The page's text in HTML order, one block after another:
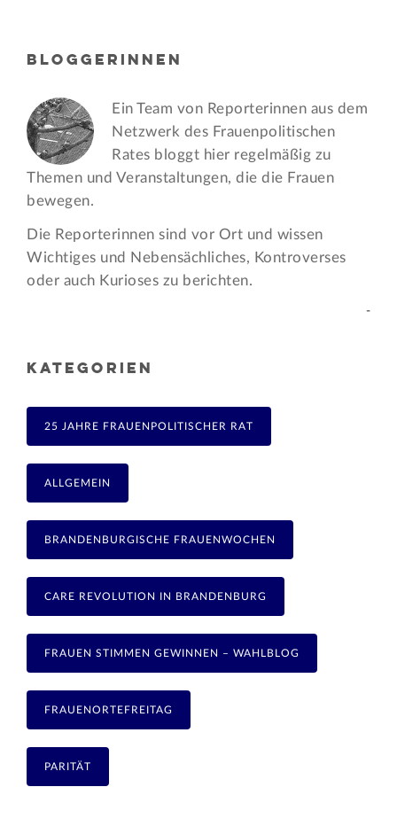
BLOGGERINNEN
Ein Team von Reporterinnen aus dem
Netzwerk des Frauen­politischen
Rates bloggt hier regelmäßig zu
Themen und Veran­staltungen, die die Frauen
bewegen.
Die Reporterinnen sind vor Ort und wissen
Wichtiges und Nebensächliches, Kontroverses
oder auch Kurioses zu berichten.
-
KATEGORIEN
25 JAHRE FRAUENPOLITISCHER RAT
ALLGEMEIN
BRANDENBURGISCHE FRAUENWOCHEN
CARE REVOLUTION IN BRANDENBURG
FRAUEN STIMMEN GEWINNEN – WAHLBLOG
FRAUENORTEFREITAG
PARITÄT